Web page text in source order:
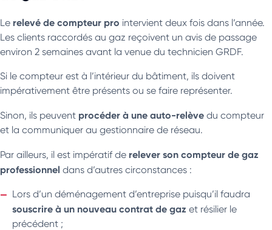
Le relevé de compteur pro intervient deux fois dans l’année.
Les clients raccordés au gaz reçoivent un avis de passage
environ 2 semaines avant la venue du technicien GRDF.
Si le compteur est à l’intérieur du bâtiment, ils doivent
impérativement être présents ou se faire représenter.
Sinon, ils peuvent procéder à une auto-relève du compteur
et la communiquer au gestionnaire de réseau.
Par ailleurs, il est impératif de relever son compteur de gaz
professionnel dans d’autres circonstances :
Lors d’un déménagement d’entreprise puisqu’il faudra
souscrire à un nouveau contrat de gaz et résilier le
précédent ;